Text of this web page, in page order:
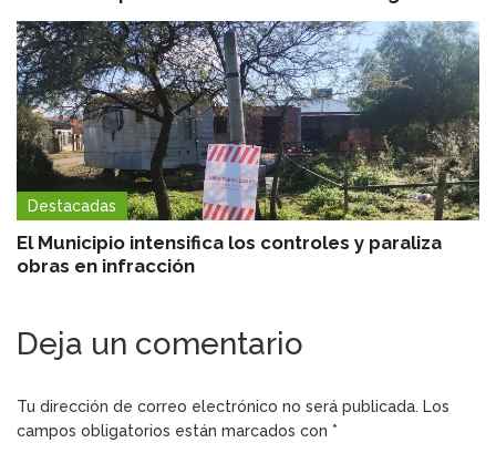
Destacadas
El Municipio intensifica los controles y paraliza
obras en infracción
Deja un comentario
Tu dirección de correo electrónico no será publicada. Los
campos obligatorios están marcados con *